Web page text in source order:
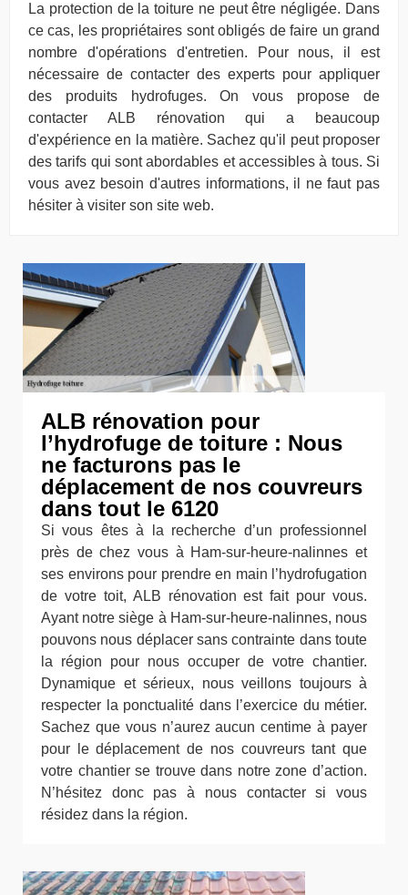
La protection de la toiture ne peut être négligée. Dans
ce cas, les propriétaires sont obligés de faire un grand
nombre d'opérations d'entretien. Pour nous, il est
nécessaire de contacter des experts pour appliquer
des produits hydrofuges. On vous propose de
contacter ALB rénovation qui a beaucoup
d'expérience en la matière. Sachez qu'il peut proposer
des tarifs qui sont abordables et accessibles à tous. Si
vous avez besoin d'autres informations, il ne faut pas
hésiter à visiter son site web.
ALB rénovation pour
l’hydrofuge de toiture : Nous
ne facturons pas le
déplacement de nos couvreurs
dans tout le 6120
Si vous êtes à la recherche d’un professionnel
près de chez vous à Ham-sur-heure-nalinnes et
ses environs pour prendre en main l’hydrofugation
de votre toit, ALB rénovation est fait pour vous.
Ayant notre siège à Ham-sur-heure-nalinnes, nous
pouvons nous déplacer sans contrainte dans toute
la région pour nous occuper de votre chantier.
Dynamique et sérieux, nous veillons toujours à
respecter la ponctualité dans l’exercice du métier.
Sachez que vous n’aurez aucun centime à payer
pour le déplacement de nos couvreurs tant que
votre chantier se trouve dans notre zone d’action.
N’hésitez donc pas à nous contacter si vous
résidez dans la région.